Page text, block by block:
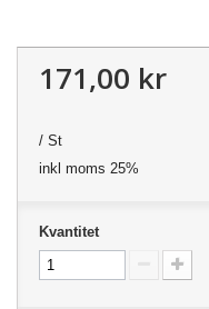
171,00 kr
/ St
inkl moms 25%
Kvantitet